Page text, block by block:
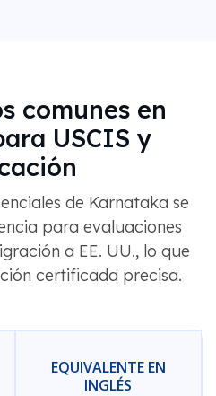
comunes en
USCIS y
de Karnataka se
para evaluaciones
a EE. UU., lo que
certificada precisa.
EQUIVALENTE EN
INGLÉS